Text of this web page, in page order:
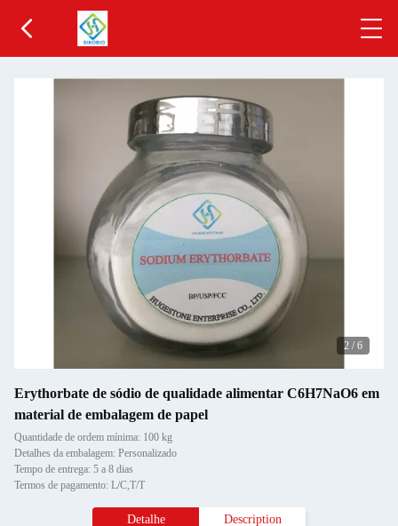
2 / 6
Erythorbate de sódio de qualidade alimentar C6H7NaO6 em
material de embalagem de papel
Quantidade de ordem mínima: 100 kg
Detalhes da embalagem: Personalizado
Tempo de entrega: 5 a 8 dias
Termos de pagamento: L/C,T/T
Detalhe Description